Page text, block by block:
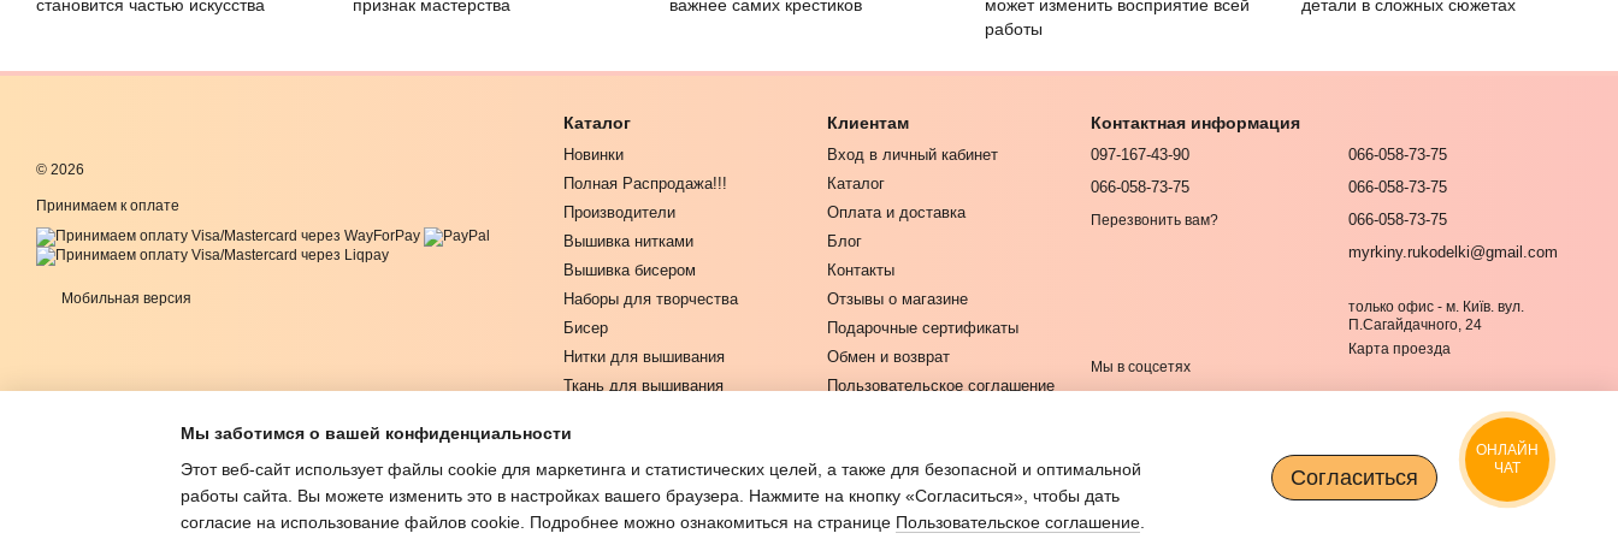
становится частью искусства
признак мастерства
важнее самих крестиков
может изменить восприятие всей
работы
детали в сложных сюжетах
© 2026
Принимаем к оплате
Мобильная версия
Каталог
Новинки
Полная Распродажа!!!
Производители
Вышивка нитками
Вышивка бисером
Наборы для творчества
Бисер
Нитки для вышивания
Ткань для вышивания
Инструменты для рукоделия
Журналы по рукоделию
Клиентам
Вход в личный кабинет
Каталог
Оплата и доставка
Блог
Контакты
Отзывы о магазине
Подарочные сертификаты
Обмен и возврат
Пользовательское соглашение
Контактная информация
097-167-43-90
066-058-73-75
Перезвонить вам?
066-058-73-75
066-058-73-75
066-058-73-75
myrkiny.rukodelki@gmail.com
только офис - м. Київ. вул.
П.Сагайдачного, 24
Карта проезда
Мы в соцсетях
Мы заботимся о вашей конфиденциальности
Этот веб-сайт использует файлы cookie для маркетинга и статистических целей, а также для безопасной и оптимальной
работы сайта. Вы можете изменить это в настройках вашего браузера. Нажмите на кнопку «Согласиться», чтобы дать
согласие на использование файлов cookie. Подробнее можно ознакомиться на странице Пользовательское соглашение
Согласиться
ОНЛАЙН
ЧАТ